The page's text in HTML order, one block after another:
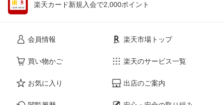
楽天カード新規入会で2,000ポイント
会員情報
買い物かご
お気に入り
楽天市場トップ
楽天のサービス一覧
出店のご案内